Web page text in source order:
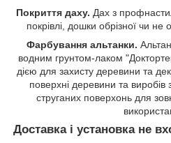
Покриття даху. Дах з
покрівлі, дошки обрізної чи
Фарбування альтанки.
водним грунтом-лаком
дією для захисту деревини та
поверхні деревини та виробів
струганих поверхонь для
Доставка і установка не